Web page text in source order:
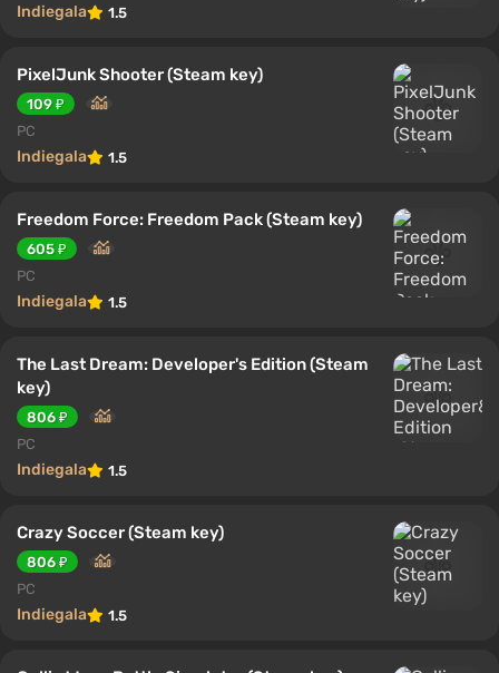
Indiegala 1.5
PixelJunk Shooter (Steam key)
109 ₽
PC
Indiegala 1.5
Freedom Force: Freedom Pack (Steam key)
605 ₽
PC
Indiegala 1.5
The Last Dream: Developer's Edition (Steam
key)
806 ₽
PC
Indiegala 1.5
Crazy Soccer (Steam key)
806 ₽
PC
Indiegala 1.5